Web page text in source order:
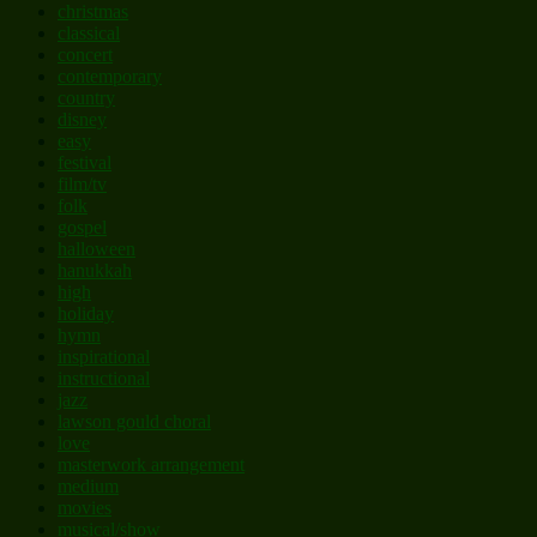
christmas
classical
concert
contemporary
country
disney
easy
festival
film/tv
folk
gospel
halloween
hanukkah
high
holiday
hymn
inspirational
instructional
jazz
lawson gould choral
love
masterwork arrangement
medium
movies
musical/show